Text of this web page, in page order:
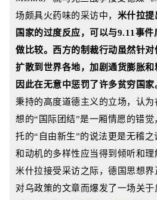
场颇具火药味的采访中， 米什拉提
国家的过度反应，可以与9.11事件
做比较。西方的制裁行动虽然针
扩散到世界各地，加剧通货膨胀和
因此在无意中惩罚了许多贫穷国家
秉持的高度道德主义的立场，认
想的“国际团结”是一厢情愿的错
托的“自由新生”的说法更是无稽
和动机的多样性应当得到倾听和理
米什拉接受采访之际，德国思想界
对乌政策的文章而爆发了一场关